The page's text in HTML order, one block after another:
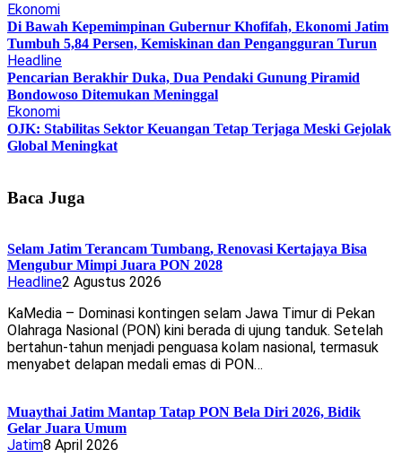
Ekonomi
Di Bawah Kepemimpinan Gubernur Khofifah, Ekonomi Jatim
Tumbuh 5,84 Persen, Kemiskinan dan Pengangguran Turun
Headline
Pencarian Berakhir Duka, Dua Pendaki Gunung Piramid
Bondowoso Ditemukan Meninggal
Ekonomi
OJK: Stabilitas Sektor Keuangan Tetap Terjaga Meski Gejolak
Global Meningkat
Baca Juga
Selam Jatim Terancam Tumbang, Renovasi Kertajaya Bisa
Mengubur Mimpi Juara PON 2028
Headline2 Agustus 2026
KaMedia – Dominasi kontingen selam Jawa Timur di Pekan
Olahraga Nasional (PON) kini berada di ujung tanduk. Setelah
bertahun-tahun menjadi penguasa kolam nasional, termasuk
menyabet delapan medali emas di PON…
Muaythai Jatim Mantap Tatap PON Bela Diri 2026, Bidik
Gelar Juara Umum
Jatim8 April 2026